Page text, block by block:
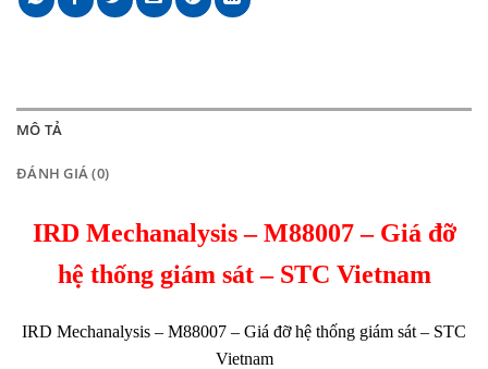
MÔ TẢ
ĐÁNH GIÁ (0)
IRD Mechanalysis – M88007 – Giá đỡ
hệ thống giám sát – STC Vietnam
IRD Mechanalysis – M88007 – Giá đỡ hệ thống giám sát – STC
Vietnam